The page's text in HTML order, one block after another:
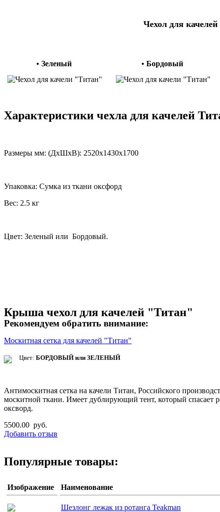
Чехол для
• Зеленый • Бордовый
Характеристики чехла для качелей
Размеры мм: (ДхШхВ): 2520x1430x1700
Упаковка: Сумка из ткани оксфорд
Вес: 2.5 кг
Цвет: Зеленый или Бордовый.
Крыша чехол для качелей "Титан"
Рекомендуем обратить внимание:
Москитная сетка для качелей "Титан"
Цвет: БОРДОВЫЙ или ЗЕЛЕНЫЙ
Антимоскитная сетка на качели Титан, Российского
москитной ткани. Имеет дублирующий тент, который спасает
оксворд.
5500.00 руб.
Добавить отзыв
Популярные товары:
Изображение Наименование
Шезлонг лежак из ротанга Teakman